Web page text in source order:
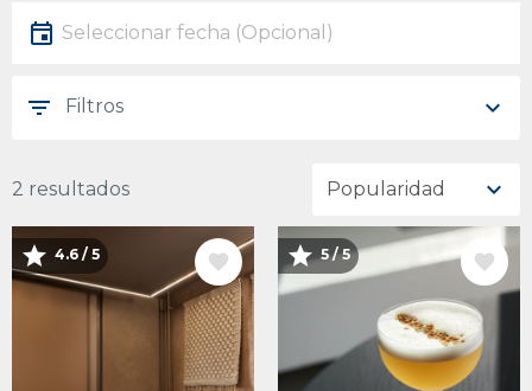
Fecha
Seleccionar fecha
Filtros
2 resultados
IMAGE
4.6 / 5 IMAGE
5 / 5